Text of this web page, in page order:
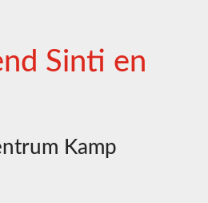
Sinti en
Kamp